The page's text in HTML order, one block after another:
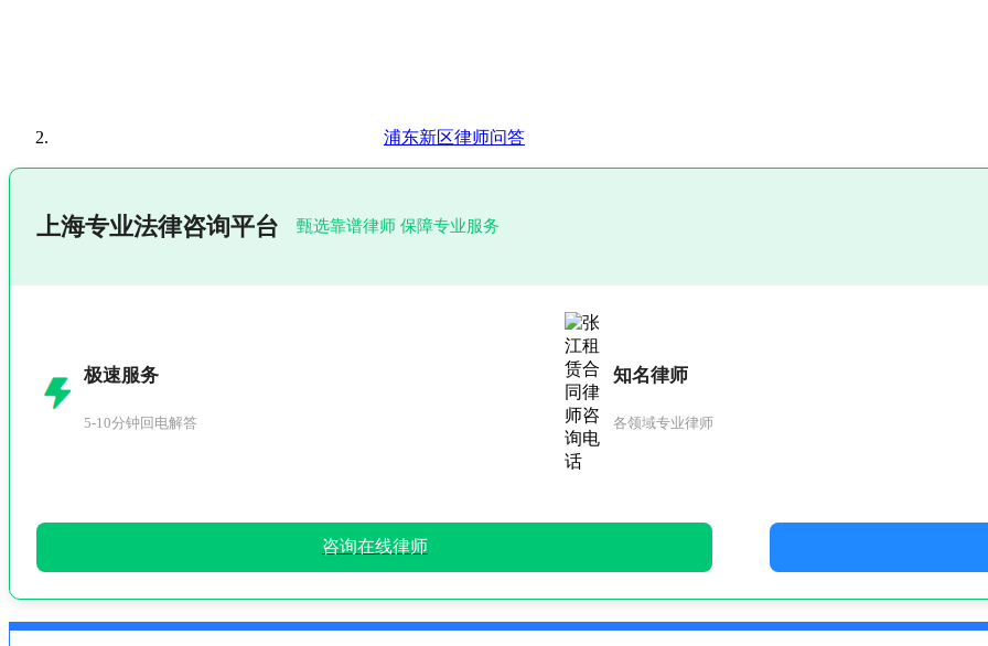
浦东新区律师问答
上海专业法律咨询平台 甄选靠谱律师 保障专业服务
极速服务
5-10分钟回电解答
知名律师
各领域专业律师
咨询在线律师